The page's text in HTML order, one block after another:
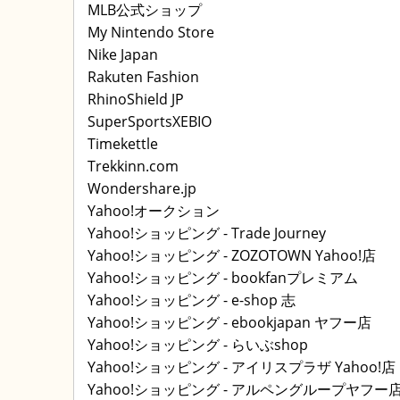
MLB公式ショップ
My Nintendo Store
Nike Japan
Rakuten Fashion
RhinoShield JP
SuperSportsXEBIO
Timekettle
Trekkinn.com
Wondershare.jp
Yahoo!オークション
Yahoo!ショッピング - Trade Journey
Yahoo!ショッピング - ZOZOTOWN Yahoo!店
Yahoo!ショッピング - bookfanプレミアム
Yahoo!ショッピング - e-shop 志
Yahoo!ショッピング - ebookjapan ヤフー店
Yahoo!ショッピング - らいぶshop
Yahoo!ショッピング - アイリスプラザ Yahoo!店
Yahoo!ショッピング - アルペングループヤフー